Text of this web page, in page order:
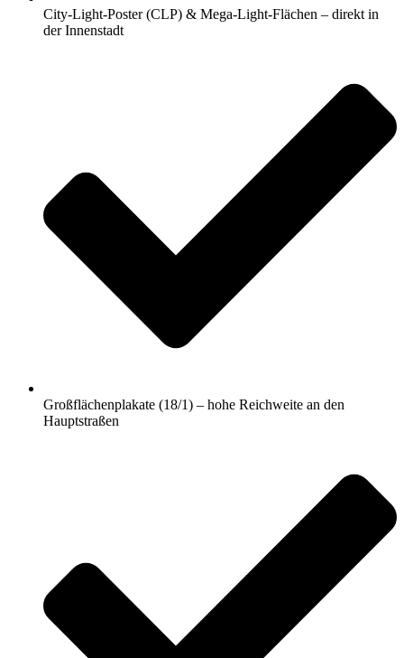
City-Light-Poster (CLP) & Mega-Light-Flächen – direkt in
der Innenstadt
Großflächenplakate (18/1) – hohe Reichweite an den
Hauptstraßen